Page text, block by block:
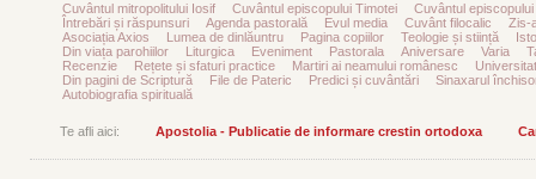
Cuvântul mitropolitului Iosif Cuvântul episcopului Timotei
Cuvântul episcopului
Întrebări și răspunsuri
Agenda pastorală Evul media Cuvânt filocalic
Zis-
Asociația Axios
Lumea de dinlăuntru Pagina copiilor Teologie și stiință
Din viața parohiilor
Liturgica Eveniment Pastorala Aniversare Varia
Recenzie
Rețete și sfaturi practice Martiri ai neamului românesc
Din pagini de Scriptură
File de Pateric Predici și cuvântări
Sinaxarul
Autobiografia spirituală
Te afli aici: Apostolia - Publicatie de informare crestin ortodoxa